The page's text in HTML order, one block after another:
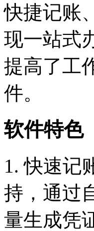
快捷记账
现一站式
提高了工
件。
软件特色
1. 快速记
持，通过
量生成凭